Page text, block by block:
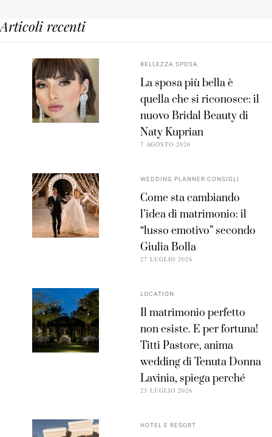
Articoli recenti
BELLEZZA SPOSA
La sposa più bella è
quella che si riconosce: il
nuovo Bridal Beauty di
Naty Kuprian
7 AGOSTO 2026
WEDDING PLANNER CONSIGLI
Come sta cambiando
l’idea di matrimonio: il
“lusso emotivo” secondo
Giulia Bolla
27 LUGLIO 2026
LOCATION
Il matrimonio perfetto
non esiste. E per fortuna!
Titti Pastore, anima
wedding di Tenuta Donna
Lavinia, spiega perché
23 LUGLIO 2026
HOTEL E RESORT